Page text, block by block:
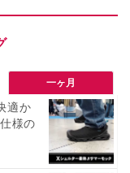
一ヶ月
適か
様の